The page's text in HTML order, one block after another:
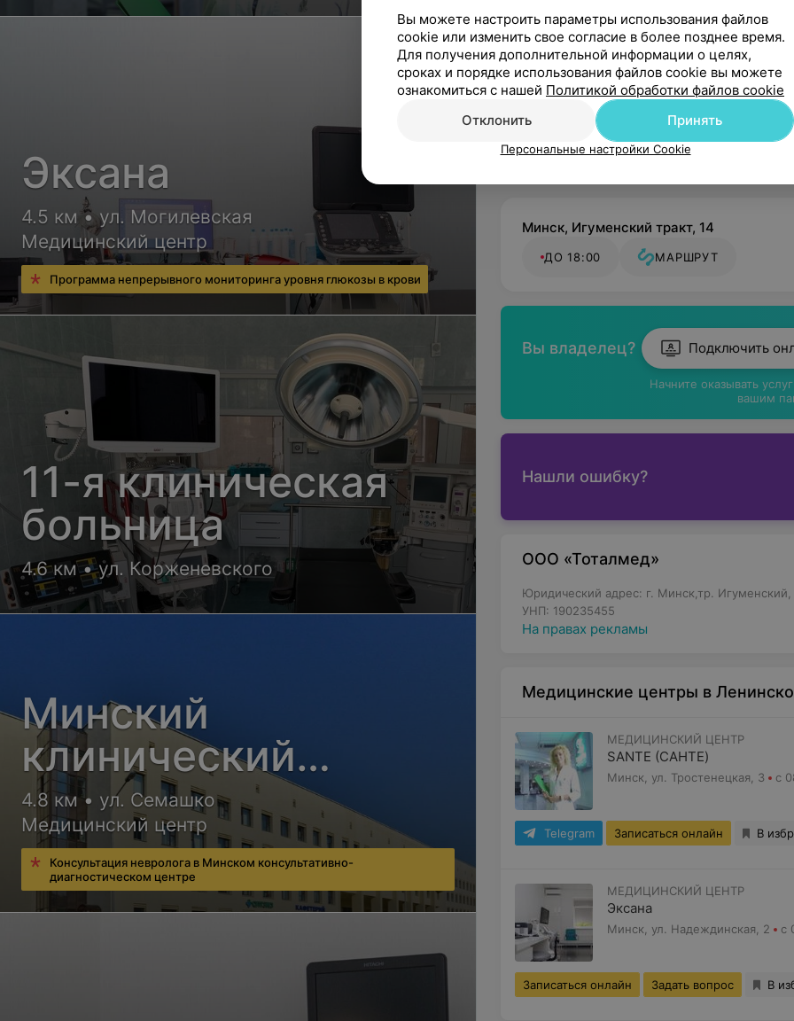
лечение.
Лабораторная диагностика.Пройти
путем, в том числе инфекции, можно
методы: ПЦР, микроскопия,
УЗИ.
Безболезненная и полностью
состояние внутренних органов,
В медицинском центре «Тоталмед»
органов брюшной полости (печень,
сосуды с допплерографией);
почек, надпочечников, мочевого
предстательной железы, яичек,
молочных желез с периферическими
щитовидной железы;
брахеоцефальных сосудов;
Исследование проводится на
летним и более опытом в своей области.
профессиональную помощь.
Цены
Консультация
акушера-
гинеколога с
Цена по запросу
Повторная
консультация
акушера-
гинеколога,
назначение
лечения
Цена по запросу
Минск, Игуменский тракт, 14
ДО 18:00 МАРШРУТ
Вы владелец? Подключить
Начните оказывать
вашим
Нашли ошибку?
ООО «Тоталмед»
Юридический адрес: г. Минск,тр. Игуменский,
УНП: 190235455
На правах рекламы
Медицинские центры в
МЕДИЦИНСКИЙ ЦЕНТР
SANTE (САНТЕ)
Минск, ул. Тростенецкая, 3 с
Telegram Записаться онлайн В
МЕДИЦИНСКИЙ ЦЕНТР
Эксана
Минск, ул. Надеждинская, 2 с
Записаться онлайн Задать вопрос В
Эксана
4.5 км • ул. Могилевская
Медицинский центр
Программа непрерывного мониторинга уровня глюкозы в крови
11-я клиническая
больница
4.6 км • ул. Корженевского
Минский
клинический
консультативно-
диагностический
центр
4.8 км • ул. Семашко
Медицинский центр
Консультация невролога в Минском консультативно-
диагностическом центре
Вы можете настроить параметры использования файлов
cookie или изменить свое согласие в более позднее время.
Для получения дополнительной информации о целях,
сроках и порядке использования файлов cookie вы можете
ознакомиться с нашей Политикой обработки файлов cookie
Отклонить
Принять
Персональные настройки Cookie